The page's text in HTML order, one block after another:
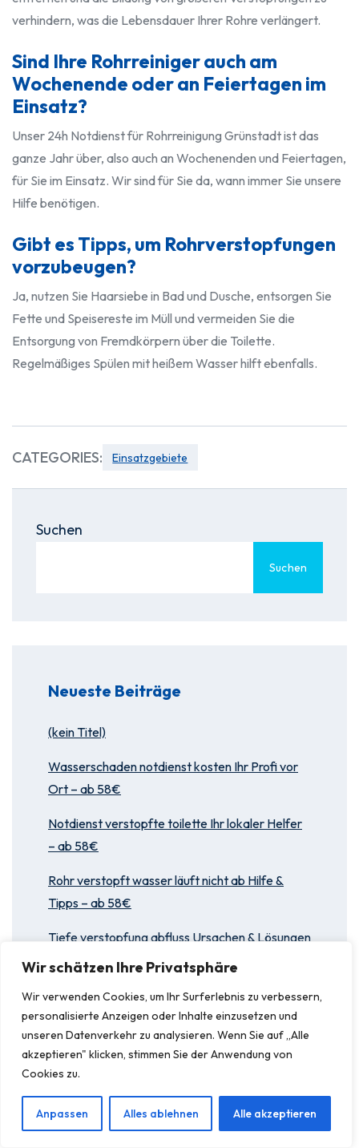
Wir schätzen Ihre Privatsphäre
Wir verwenden Cookies, um Ihr Surferlebnis zu verbessern,
personalisierte Anzeigen oder Inhalte einzusetzen und
unseren Datenverkehr zu analysieren. Wenn Sie auf „Alle
akzeptieren" klicken, stimmen Sie der Anwendung von
Cookies zu.
Anpassen Alles ablehnen Alle akzeptieren
verhindern, was die Lebensdauer Ihrer Rohre verlängert.
Sind Ihre Rohrreiniger auch am
Wochenende oder an Feiertagen im
Einsatz?
Unser 24h Notdienst für Rohrreinigung Grünstadt ist das
ganze Jahr über, also auch an Wochenenden und Feiertagen,
für Sie im Einsatz. Wir sind für Sie da, wann immer Sie unsere
Hilfe benötigen.
Gibt es Tipps, um Rohrverstopfungen
vorzubeugen?
Ja, nutzen Sie Haarsiebe in Bad und Dusche, entsorgen Sie
Fette und Speisereste im Müll und vermeiden Sie die
Entsorgung von Fremdkörpern über die Toilette.
Regelmäßiges Spülen mit heißem Wasser hilft ebenfalls.
CATEGORIES: Einsatzgebiete
Suchen
Suchen
Neueste Beiträge
(kein Titel)
Wasserschaden notdienst kosten Ihr Profi vor
Ort – ab 58€
Notdienst verstopfte toilette Ihr lokaler Helfer
– ab 58€
Rohr verstopft wasser läuft nicht ab Hilfe &
Tipps – ab 58€
Tiefe verstopfung abfluss Ursachen & Lösungen
– ab 58€